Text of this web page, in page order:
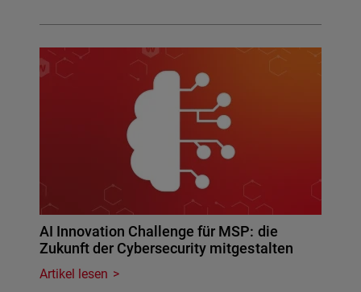
AI Innovation Challenge für MSP: die
Zukunft der Cybersecurity mitgestalten
Artikel lesen